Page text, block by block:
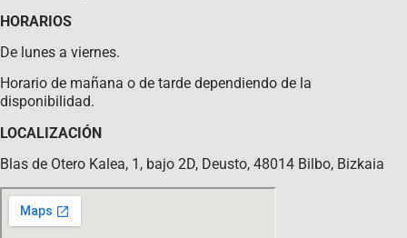
HORARIOS
De lunes a viernes.
Horario de mañana o de tarde dependiendo de la
disponibilidad.
LOCALIZACIÓN
Blas de Otero Kalea, 1, bajo 2D, Deusto, 48014 Bilbo, Bizkaia